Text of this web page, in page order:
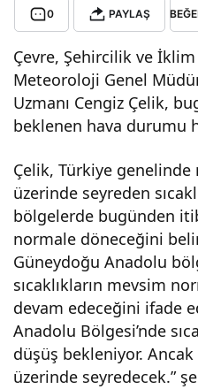
0 PAYLAŞ
Çevre, Şehircilik ve
Meteoroloji Genel
Uzmanı Cengiz Çelik,
beklenen hava durumu
Çelik, Türkiye
üzerinde seyreden
bölgelerde bugünden
normale döneceğini
Güneydoğu Anadolu
sıcaklıkların mevsim
devam edeceğini ifade
Anadolu Bölgesi’nde
düşüş bekleniyor.
üzerinde seyredecek.”
u
hav
nası
l
olac
Varsayılana
dön